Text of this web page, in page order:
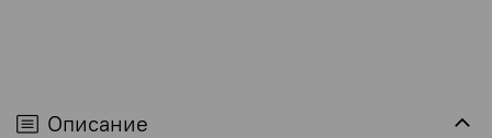
Описание